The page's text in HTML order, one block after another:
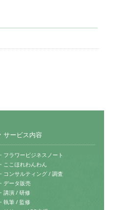
サービス内容
・フラワービジネスノート
・ここほれわんわん
・コンサルティング / 調査
・データ販売
・講演 / 研修
・執筆 / 監修